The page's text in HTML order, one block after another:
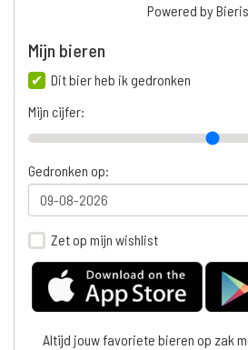
Powered by
Mijn bieren
Dit bier heb ik gedronken
Mijn cijfer:
Gedronken op:
Zet op mijn wishlist
Altijd jouw favoriete bieren op zak